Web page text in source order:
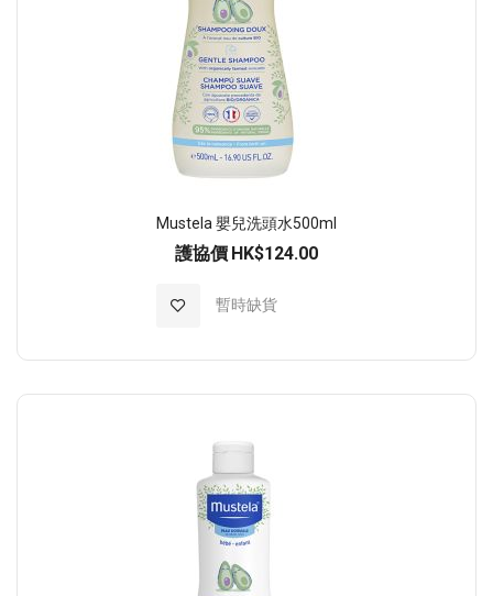
Mustela 嬰兒洗頭水500ml
護協價 HK$124.00
暫時缺貨
加入至願望清單